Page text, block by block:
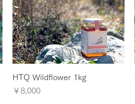
クイックビュー
HTQ Wildflower 1kg
価格
￥8,000